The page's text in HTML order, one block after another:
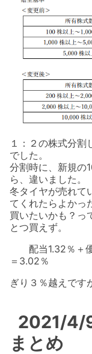
１：２の株式分割
でした。
分割時に、新規の
ら、違いました。
冬タイヤが売れて
てくれたらよかっ
買いたいかも？っ
とつ買えず。
配当1.32％＋優
＝3.02％
ぎり３％越えです
2021/4/
まとめ